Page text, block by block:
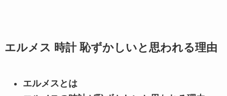
エルメス 時計 恥ずかしいと思われる理由
エルメスとは